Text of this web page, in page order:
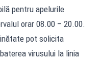
pentru apelurile
orar 08.00 – 20.00.
pot solicita
virusului la linia